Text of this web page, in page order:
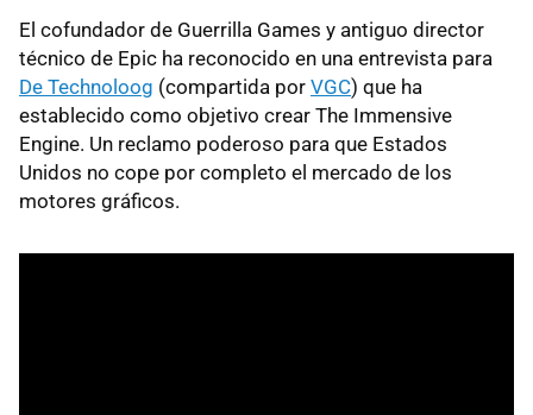
El cofundador de Guerrilla Games y antiguo director
técnico de Epic ha reconocido en una entrevista para
De Technoloog (compartida por VGC) que ha
establecido como objetivo crear The Immensive
Engine. Un reclamo poderoso para que Estados
Unidos no cope por completo el mercado de los
motores gráficos.